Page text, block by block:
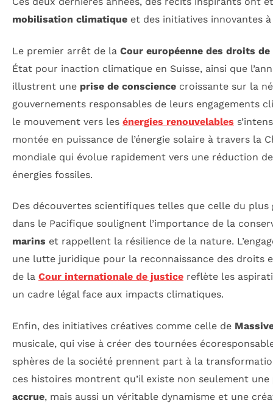
mobilisation climatique et des initiatives innovantes
Le premier arrêt de la Cour européenne des droits de
État pour inaction climatique en Suisse, ainsi que
illustrent une prise de conscience croissante sur la
gouvernements responsables de leurs engagements
le mouvement vers les énergies renouvelables
montée en puissance de l’énergie solaire à travers la
mondiale qui évolue rapidement vers une réduction
énergies fossiles.
Des découvertes scientifiques telles que celle du
dans le Pacifique soulignent l’importance de la
marins et rappellent la résilience de la nature.
une lutte juridique pour la reconnaissance des droits
de la Cour internationale de justice reflète les
un cadre légal face aux impacts climatiques.
Enfin, des initiatives créatives comme celle de
musicale, qui vise à créer des tournées
sphères de la société prennent part à la
ces histoires montrent qu’il existe non seulement une
accrue, mais aussi un véritable dynamisme et une